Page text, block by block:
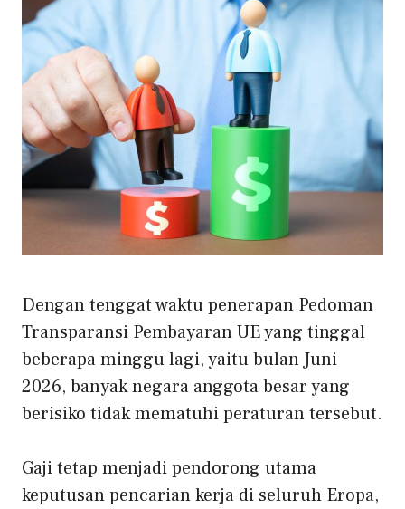
Dengan tenggat waktu penerapan Pedoman
Transparansi Pembayaran UE yang tinggal
beberapa minggu lagi, yaitu bulan Juni
2026, banyak negara anggota besar yang
berisiko tidak mematuhi peraturan tersebut.
Gaji tetap menjadi pendorong utama
keputusan pencarian kerja di seluruh Eropa,